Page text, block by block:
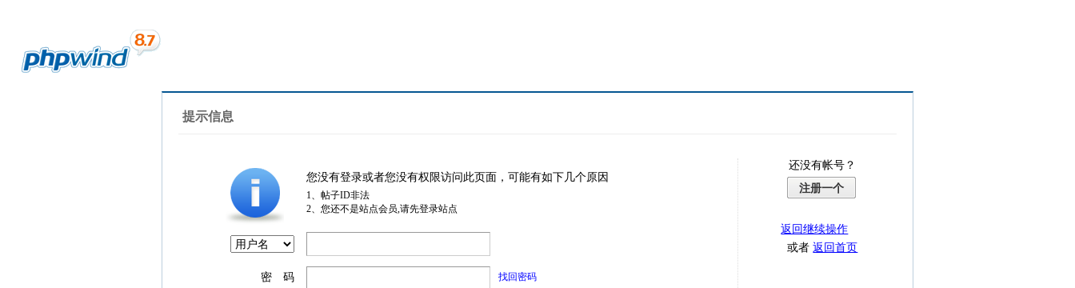
提示信息
您没有登录或者您没有权限访问此页面，可能有如下几个原因
1、帖子ID非法
2、您还不是站点会员,请先登录站点
密 码 找回密码
还没有帐号？
注册一个
返回继续操作
或者返回首页